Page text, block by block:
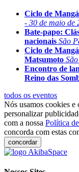
Ciclo de
- 30 de maio de
Bate-papo:
nacionais São
Ciclo de
Matsumoto
Encontro de
Reino das
todos os eventos
Nós usamos cookies e
personalizar
com a nossa Política
concorda com estas
concordar